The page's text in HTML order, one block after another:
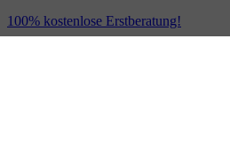
100% kostenlose Erstberatung!